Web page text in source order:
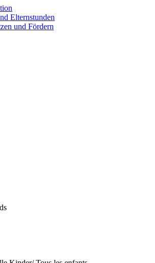
Elternstunden
und Fördern